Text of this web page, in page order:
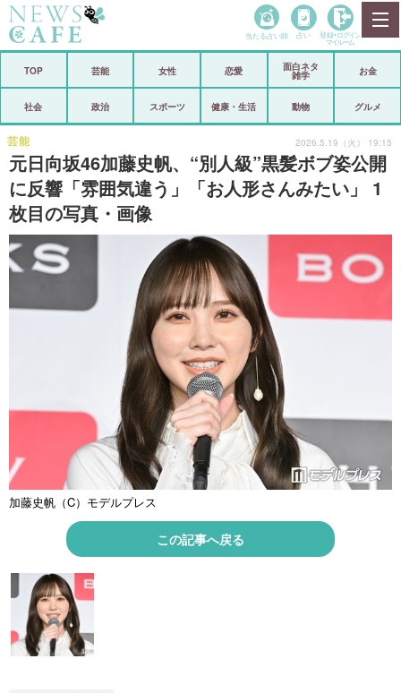
政治
芸能 スポーツ
恋愛
コメントポスト アリ／ナシ
ショップ
登録・ログイン/マイルーム
当たる占い師 占い 登録• ログイン
マイルーム
TOP 芸能 女性 恋愛
面白ネタ
雑学
お金
社会 政治 スポーツ 健康・生活 動物 グルメ
元日向坂46加藤史帆、“別人級”黒髪ボブ姿公開
に反響「雰囲気違う」「お人形さんみたい」 1
枚目の写真・画像
芸能 2026.5.19（火） 19:15
加藤史帆（C）モデルプレス
この記事へ戻る